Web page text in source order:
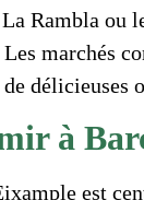
Rambla ou
marchés
délicieuses
à
est